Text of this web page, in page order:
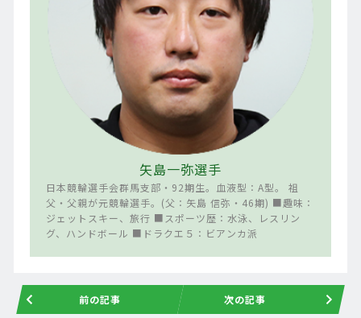
矢島一弥選手
日本競輪選手会群馬支部・92期生。血液型：A型。 祖
父・父親が元競輪選手。(父：矢島 信弥・46期) ■趣味：
ジェットスキー、旅行 ■スポーツ歴：水泳、レスリン
グ、ハンドボール ■ドラクエ５：ビアンカ派
前の記事 次の記事